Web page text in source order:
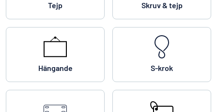
Tejp Skruv & tejp
Hängande S-krok